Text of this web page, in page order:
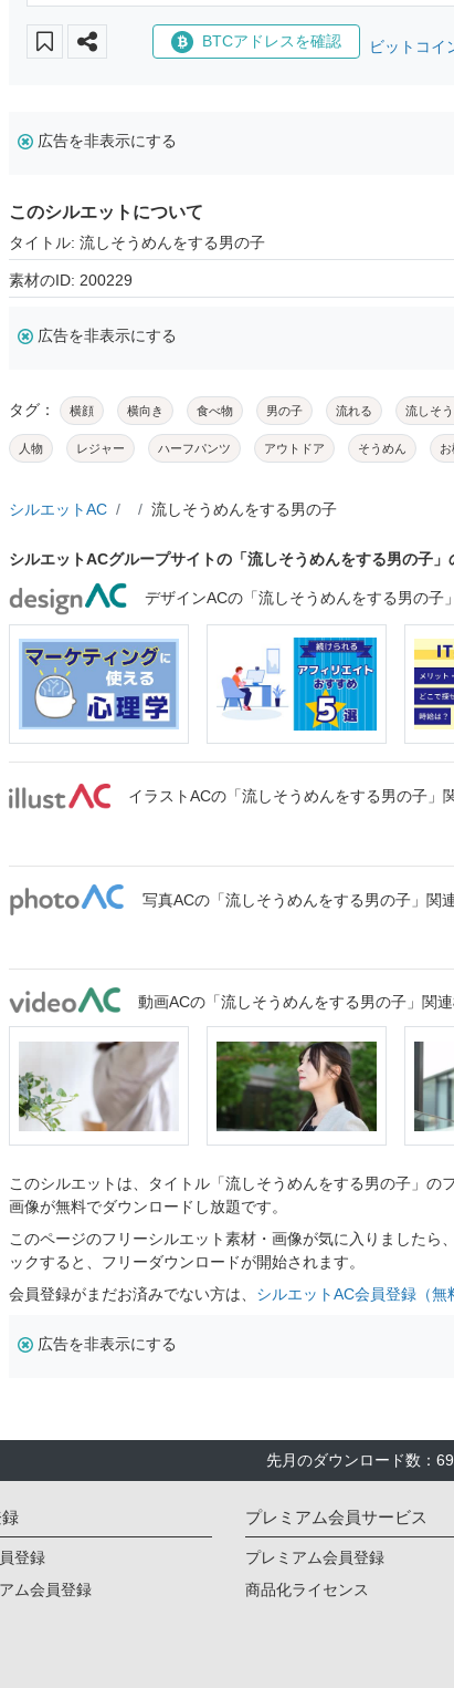
BTCアドレスを確認 ビットコイ
広告を非表示にする
このシルエットについて
タイトル: 流しそうめんをする男の子
素材のID: 200229
広告を非表示にする
タグ： 横顔 横向き 食べ物 男の子 流れる 流しそ
人物 レジャー ハーフパンツ アウトドア そうめん
シルエットAC 流しそうめんをする男の子
シルエットACグループサイトの「流しそうめんをする男の子」
デザインACの「流しそうめんをする男の子
イラストACの「流しそうめんをする男の子」
写真ACの「流しそうめんをする男の子」関
動画ACの「流しそうめんをする男の子」関
このシルエットは、タイトル「流しそうめんをする男の子」
画像が無料でダウンロードし放題です。
このページのフリーシルエット素材・画像が気に入りましたら
ックすると、フリーダウンロードが開始されます。
会員登録がまだお済みでない方は、 シルエットAC会員登録（無
広告を非表示にする
先月のダウンロード数：
登録
ム会員登録
プレミアム会員サービス
プレミアム会員登録
商品化ライセンス